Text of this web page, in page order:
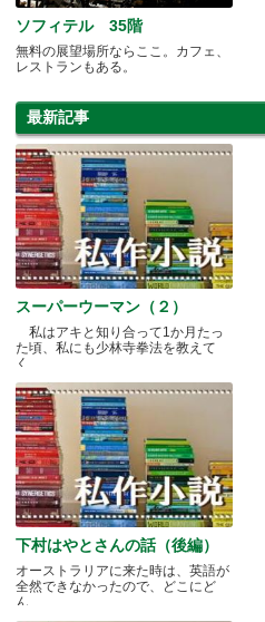
ソフィテル 35階
無料の展望場所ならここ。カフェ、
レストランもある。
最新記事
スーパーウーマン（２）
私はアキと知り合って1か月たっ
た頃、私にも少林寺拳法を教えて
く.....
下村はやとさんの話（後編）
オーストラリアに来た時は、英語が
全然できなかったので、どこにど
ん.....